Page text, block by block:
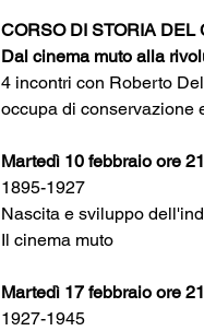
CORSO DI STORIA DEL
Dal cinema muto alla
4 incontri con Roberto
occupa di conservazione
Martedì 10 febbraio ore 21
1895-1927
Nascita e sviluppo
Il cinema muto
Martedì 17 febbraio ore 21
1927-1945